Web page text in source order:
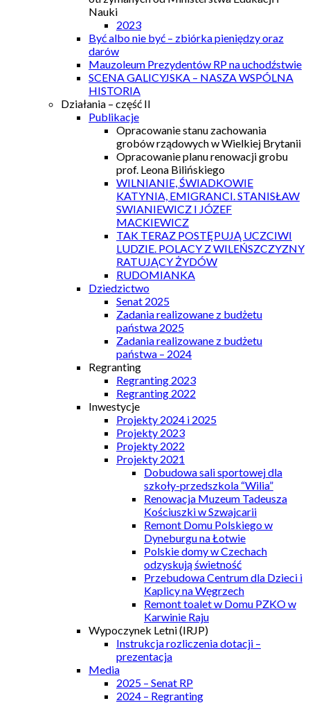
Nauki
2023
Być albo nie być – zbiórka pieniędzy oraz
darów
Mauzoleum Prezydentów RP na uchodźstwie
SCENA GALICYJSKA – NASZA WSPÓLNA
HISTORIA
Działania – część II
Publikacje
Opracowanie stanu zachowania
grobów rządowych w Wielkiej Brytanii
Opracowanie planu renowacji grobu
prof. Leona Bilińskiego
WILNIANIE, ŚWIADKOWIE
KATYNIA, EMIGRANCI. STANISŁAW
SWIANIEWICZ I JÓZEF
MACKIEWICZ
TAK TERAZ POSTĘPUJĄ UCZCIWI
LUDZIE. POLACY Z WILEŃSZCZYZNY
RATUJĄCY ŻYDÓW
RUDOMIANKA
Dziedzictwo
Senat 2025
Zadania realizowane z budżetu
państwa 2025
Zadania realizowane z budżetu
państwa – 2024
Regranting
Regranting 2023
Regranting 2022
Inwestycje
Projekty 2024 i 2025
Projekty 2023
Projekty 2022
Projekty 2021
Dobudowa sali sportowej dla
szkoły-przedszkola “Wilia”
Renowacja Muzeum Tadeusza
Kościuszki w Szwajcarii
Remont Domu Polskiego w
Dyneburgu na Łotwie
Polskie domy w Czechach
odzyskują świetność
Przebudowa Centrum dla Dzieci i
Kaplicy na Węgrzech
Remont toalet w Domu PZKO w
Karwinie Raju
Wypoczynek Letni (IRJP)
Instrukcja rozliczenia dotacji –
prezentacja
Media
2025 – Senat RP
2024 – Regranting